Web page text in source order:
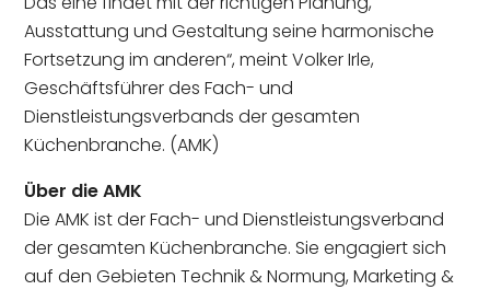
Ausstattung und Gestaltung seine harmonische
Fortsetzung im anderen“, meint Volker Irle,
Geschäftsführer des Fach- und
Dienstleistungsverbands der gesamten
Küchenbranche. (AMK)
Über die AMK
Die AMK ist der Fach- und Dienstleistungsverband
der gesamten Küchenbranche. Sie engagiert sich
auf den Gebieten Technik & Normung, Marketing &